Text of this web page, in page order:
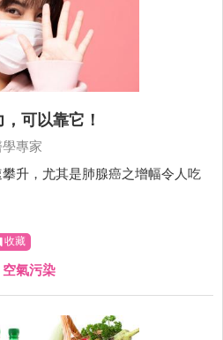
可以靠它！
專家
升，尤其是肺腺癌之增幅令人吃
收藏
空氣污染